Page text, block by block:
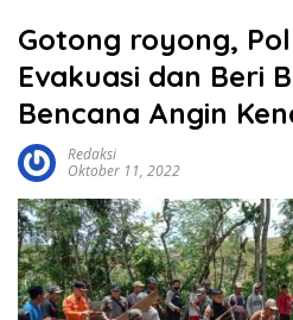
Gotong royong,
Evakuasi dan Beri
Bencana Angin
Redaksi
Oktober 11, 2022